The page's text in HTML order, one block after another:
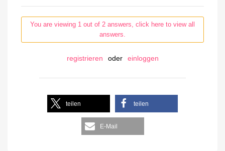
You are viewing 1 out of 2 answers, click here to view all
answers.
registrieren oder einloggen
teilen teilen
E-Mail